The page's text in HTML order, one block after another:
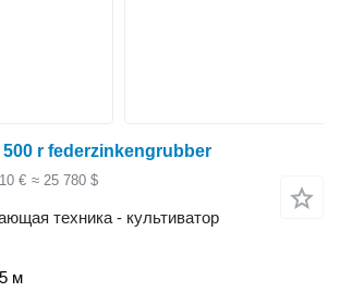
r federzinkengrubber
€ ≈ 25 780 $
техника - культиватор
5 м